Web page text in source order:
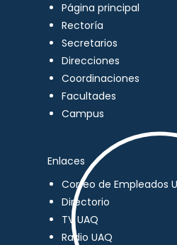
Página principal
Rectoría
Secretarios
Direcciones
Coordinaciones
Facultades
Campus
Enlaces
Correo de Empleados
Directorio
TV UAQ
Radio UAQ